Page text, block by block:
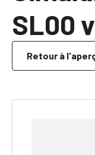
SL00
Retour à